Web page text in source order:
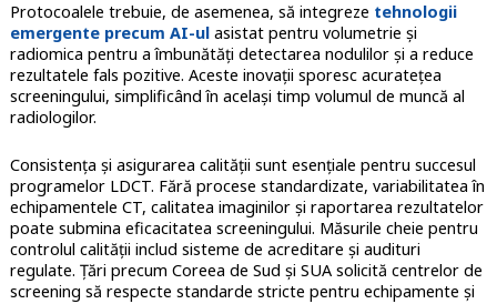
Protocoalele trebuie, de asemenea, să integreze tehnologii
emergente precum AI-ulasistat pentru volumetrie și
radiomica pentru a îmbunătăți detectarea nodulilor și a reduce
rezultatele fals pozitive. Aceste inovații sporesc acuratețea
screeningului, simplificând în același timp volumul de muncă al
radiologilor.
Consistența și asigurarea calității sunt esențiale pentru succesul
programelor LDCT. Fără procese standardizate, variabilitatea în
echipamentele CT, calitatea imaginilor și raportarea rezultatelor
poate submina eficacitatea screeningului. Măsurile cheie pentru
controlul calității includ sisteme de acreditare și audituri
regulate. Țări precum Coreea de Sud și SUA solicită centrelor de
screening să respecte standarde stricte pentru echipamente și